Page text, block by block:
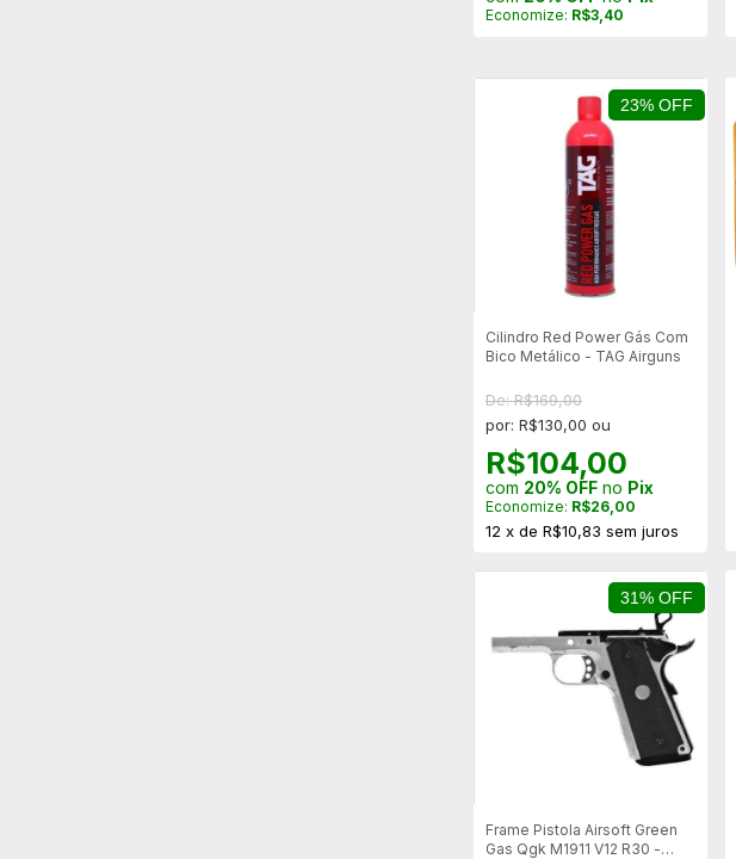
Economize: R$3,40
23% OFF
Cilindro Red Power Gás Com
Bico Metálico - TAG Airguns
De: R$169,00
por: R$130,00 ou
R$104,00
com 20% OFF no Pix
Economize: R$26,00
12 x de R$10,83 sem juros
31% OFF
Frame Pistola Airsoft Green
Gas Qgk M1911 V12 R30 -